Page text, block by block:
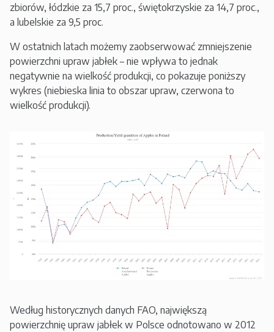
zbiorów, łódzkie za 15,7 proc., świętokrzyskie za 14,7 proc.,
a lubelskie za 9,5 proc.
W ostatnich latach możemy zaobserwować zmniejszenie
powierzchni upraw jabłek – nie wpływa to jednak
negatywnie na wielkość produkcji, co pokazuje poniższy
wykres (niebieska linia to obszar upraw, czerwona to
wielkość produkcji).
Według historycznych danych FAO, największą
powierzchnię upraw jabłek w Polsce odnotowano w 2012